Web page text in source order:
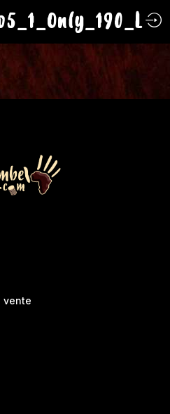
vente